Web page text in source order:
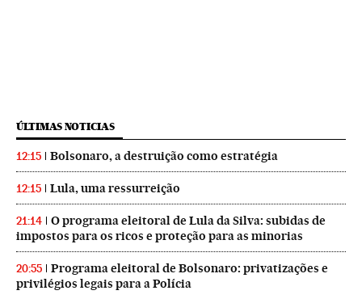
ÚLTIMAS NOTICIAS
12:15 Bolsonaro, a destruição como estratégia
12:15 Lula, uma ressurreição
21:14
O programa eleitoral de Lula da Silva: subidas de
impostos para os ricos e proteção para as minorias
20:55
Programa eleitoral de Bolsonaro: privatizações e
privilégios legais para a Polícia